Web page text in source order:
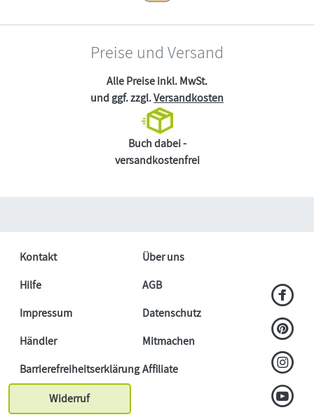
Preise und Versand
Alle Preise inkl. MwSt.
und ggf. zzgl.Versandkosten
Buch dabei -
versandkostenfrei
Kontakt
Über uns
Hilfe
AGB
Impressum
Datenschutz
Händler
Mitmachen
BarrierefreiheitserklärungAffiliate
Widerruf